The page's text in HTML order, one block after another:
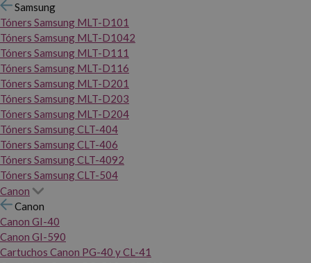
Samsung
Tóners Samsung MLT-D101
Tóners Samsung MLT-D1042
Tóners Samsung MLT-D111
Tóners Samsung MLT-D116
Tóners Samsung MLT-D201
Tóners Samsung MLT-D203
Tóners Samsung MLT-D204
Tóners Samsung CLT-404
Tóners Samsung CLT-406
Tóners Samsung CLT-4092
Tóners Samsung CLT-504
Canon
Canon
Canon GI-40
Canon GI-590
Cartuchos Canon PG-40 y CL-41